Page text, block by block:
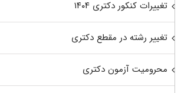
تغییرات کنکور دکتری ۱۴۰۴
تغییر رشته در مقطع دکتری
محرومیت آزمون دکتری